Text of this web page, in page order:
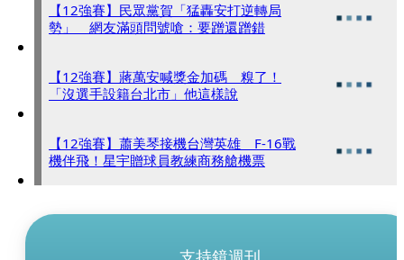
【12強賽】民眾黨賀「猛轟安打逆轉局
勢」 網友滿頭問號嗆：要蹭還蹭錯
【12強賽】蔣萬安喊獎金加碼 糗了！
「沒選手設籍台北市」他這樣說
【12強賽】蕭美琴接機台灣英雄 F-16戰
機伴飛！星宇贈球員教練商務艙機票